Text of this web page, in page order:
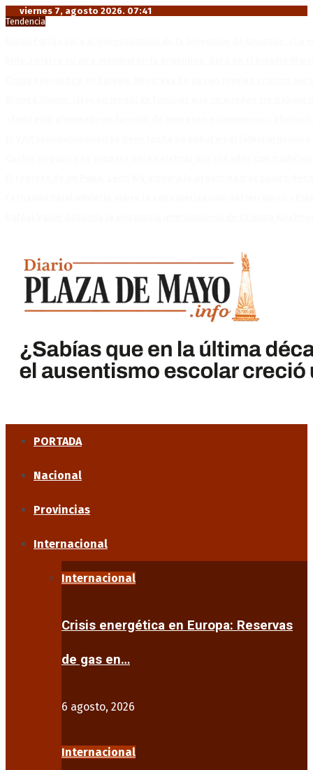
viernes 7, agosto 2026. 07:41
Tendencia
PORTADA
Nacional
Provincias
Internacional
Internacional
Crisis energética en Europa: Reservas
de gas en…
6 agosto, 2026
Internacional